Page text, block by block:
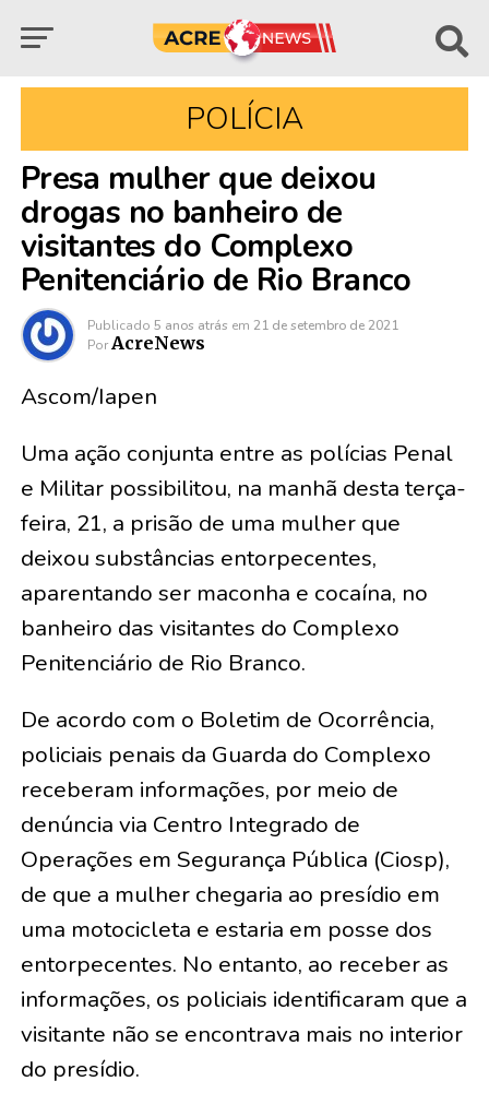
POLÍCIA
Presa mulher que deixou
drogas no banheiro de
visitantes do Complexo
Penitenciário de Rio Branco
Publicado 5 anos atrás em 21 de setembro de 2021
Por AcreNews
Ascom/Iapen
Uma ação conjunta entre as polícias Penal
e Militar possibilitou, na manhã desta terça-
feira, 21, a prisão de uma mulher que
deixou substâncias entorpecentes,
aparentando ser maconha e cocaína, no
banheiro das visitantes do Complexo
Penitenciário de Rio Branco.
De acordo com o Boletim de Ocorrência,
policiais penais da Guarda do Complexo
receberam informações, por meio de
denúncia via Centro Integrado de
Operações em Segurança Pública (Ciosp),
de que a mulher chegaria ao presídio em
uma motocicleta e estaria em posse dos
entorpecentes. No entanto, ao receber as
informações, os policiais identificaram que a
visitante não se encontrava mais no interior
do presídio.